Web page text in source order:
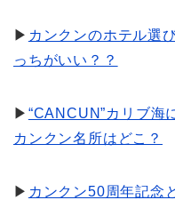
▶ カンクンのホテル選
っちがいい？？
▶ “CANCUN”カリブ海
カンクン名所はどこ？
▶ カンクン50周年記念